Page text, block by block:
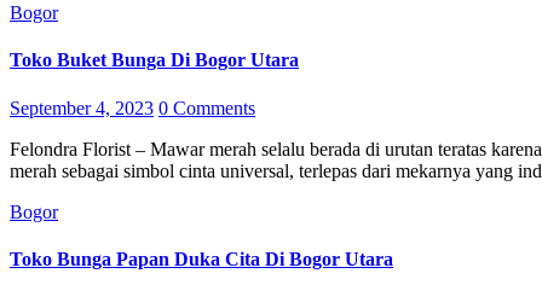
Bogor
Toko Buket Bunga Di Bogor Utara
September 4, 2023 0 Comments
Felondra Florist – Mawar merah selalu berada di urutan teratas karena ada beberapa alasan yang tersedia untuk menamai buket mawar
merah sebagai simbol cinta universal, terlepas dari mekarnya yang
Bogor
Toko Bunga Papan Duka Cita Di Bogor Utara